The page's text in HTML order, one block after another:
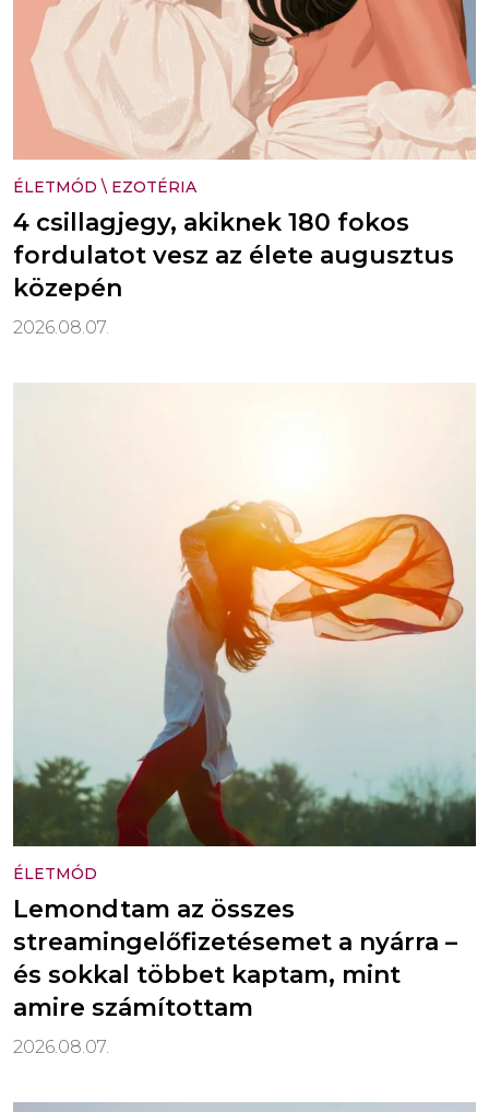
ÉLETMÓD \ EZOTÉRIA
4 csillagjegy, akiknek 180 fokos
fordulatot vesz az élete augusztus
közepén
2026.08.07.
ÉLETMÓD
Lemondtam az összes
streamingelőfizetésemet a nyárra –
és sokkal többet kaptam, mint
amire számítottam
2026.08.07.